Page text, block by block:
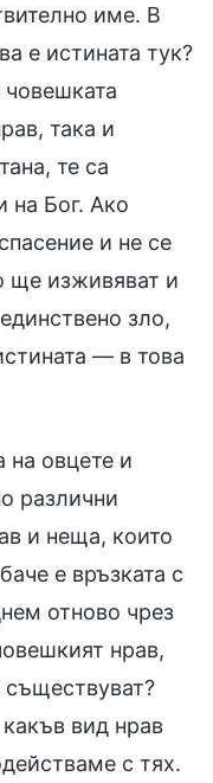
име. В
е истината тук?
така и
те са
на Бог. Ако
и не се
ще изживяват и
зло,
— в това
на овцете и
различни
и неща, които
е връзката с
отново чрез
нрав,
съществуват?
вид нрав
с тях.